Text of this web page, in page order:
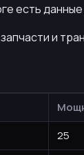
есть
и
25